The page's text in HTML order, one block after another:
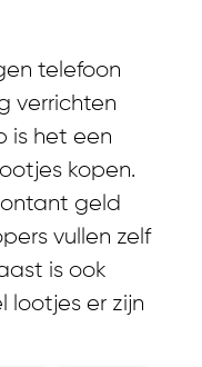
telefoon
verrichten
is het een
kopen.
geld
vullen zelf
is ook
lootjes er zijn